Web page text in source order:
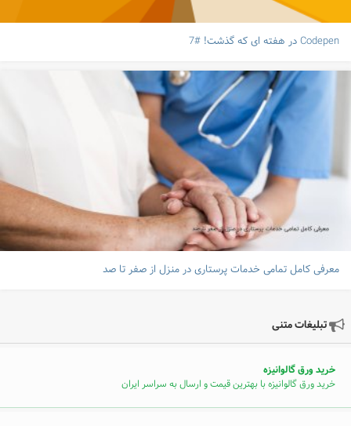
Codepen در هفته ای که گذشت! #7
معرفی کامل تمامی خدمات پرستاری در منزل از صفر تا صد
تبلیغات متنی
خرید ورق گالوانیزه
خرید ورق گالوانیزه با بهترین قیمت و ارسال به سراسر ایران